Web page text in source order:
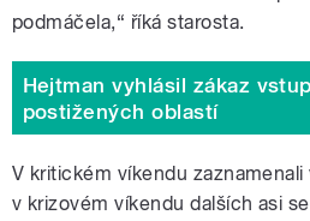
podmáčela,“ říká starosta.
Hejtman vyhlásil zákaz
postižených oblastí
V kritickém víkendu
v krizovém víkendu dalších asi